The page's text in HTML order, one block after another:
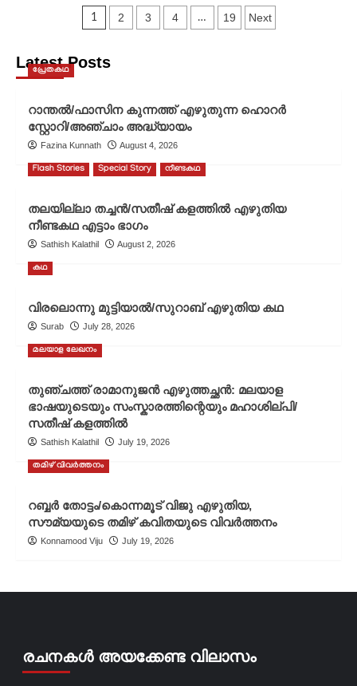
ആയത്ത്/
സതീഷ്
എഴുതിയ
കവിത
Posts
1 2 3 4 … 19 Next
Latest Posts
പ്രേതകഥ
റാന്തൽ/ഫാസിന കുന്നത്ത് എഴുതുന്ന ഹൊറർ
സ്റ്റോറി/അഞ്ചാം അദ്ധ്യായം
Fazina Kunnath August 4, 2026
Flash Stories Special Story നീണ്ടകഥ
തലയില്ലാ തച്ചൻ/സതീഷ് കളത്തിൽ എഴുതിയ
നീണ്ടകഥ എട്ടാം ഭാഗം
Sathish Kalathil August 2, 2026
കഥ
വിരലൊന്നു മുട്ടിയാൽ/സുറാബ് എഴുതിയ കഥ
Surab July 28, 2026
മലയാള ലേഖനം
തുഞ്ചത്ത് രാമാനുജൻ എഴുത്തച്ഛൻ: മലയാള
ഭാഷയുടെയും സംസ്കാരത്തിന്റെയും മഹാശില്പി/
സതീഷ് കളത്തിൽ
Sathish Kalathil July 19, 2026
തമിഴ് വിവർത്തനം
റബ്ബർ തോട്ടം/കൊന്നമൂട് വിജു എഴുതിയ,
സൗമ്യയുടെ തമിഴ് കവിതയുടെ വിവർത്തനം
Konnamood Viju July 19, 2026
രചനകൾ അയക്കേണ്ട വിലാസം